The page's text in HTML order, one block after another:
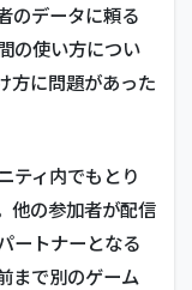
のデータに頼る
の使い方につい
方に問題があった
ティ内でもとり
他の参加者が配信
ートナーとなる
まで別のゲーム